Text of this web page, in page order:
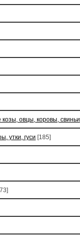
овцы, коровы, свиньи
утки, гуси [185]